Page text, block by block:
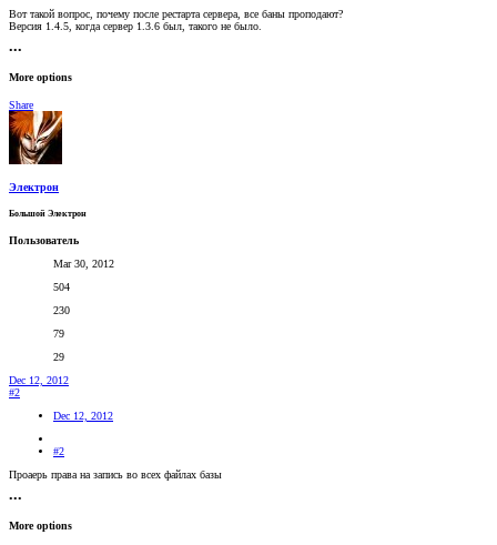
Вот такой вопрос, почему после рестарта сервера, все баны проподают?
Версия 1.4.5, когда сервер 1.3.6 был, такого не было.
•••
More options
Share
Электрон
Большой Электрон
Пользователь
Mar 30, 2012
504
230
79
29
Dec 12, 2012
#2
Dec 12, 2012
#2
Проаерь права на запись во всех файлах базы
•••
More options